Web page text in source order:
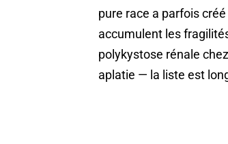
pure race a parfois
accumulent les
polykystose rénale
aplatie — la liste est